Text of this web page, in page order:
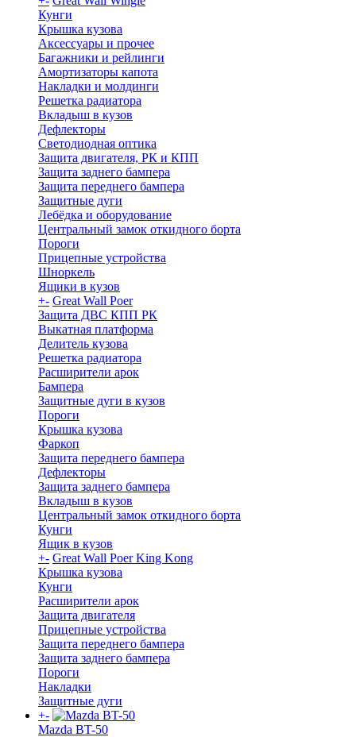
Кунги
Крышка кузова
Аксессуары и прочее
Багажники и рейлинги
Амортизаторы капота
Накладки и молдинги
Решетка радиатора
Вкладыш в кузов
Дефлекторы
Светодиодная оптика
Защита двигателя, РК и КПП
Защита заднего бампера
Защита переднего бампера
Защитные дуги
Лебёдка и оборудование
Центральный замок откидного борта
Пороги
Прицепные устройства
Шноркель
Ящики в кузов
+- Great Wall Poer
Защита ДВС КПП РК
Выкатная платформа
Делитель кузова
Решетка радиатора
Расширители арок
Бампера
Защитные дуги в кузов
Пороги
Крышка кузова
Фаркоп
Защита переднего бампера
Дефлекторы
Защита заднего бампера
Вкладыш в кузов
Центральный замок откидного борта
Кунги
Ящик в кузов
+- Great Wall Poer King Kong
Крышка кузова
Кунги
Расширители арок
Защита двигателя
Прицепные устройства
Защита переднего бампера
Защита заднего бампера
Пороги
Накладки
Защитные дуги
+-
Mazda BT-50